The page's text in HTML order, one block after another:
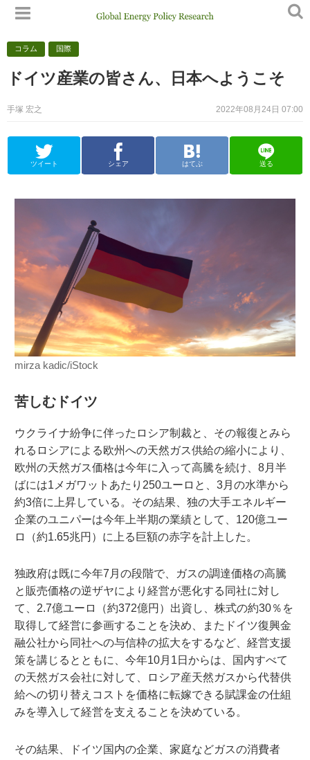
コラム 国際
ドイツ産業の皆さん、日本へようこそ
2022年08月24日 07:00
手塚 宏之
ツイート シェア はてぶ 送る
mirza kadic/iStock
苦しむドイツ
ウクライナ紛争に伴ったロシア制裁と、その報復とみら
れるロシアによる欧州への天然ガス供給の縮小により、
欧州の天然ガス価格は今年に入って高騰を続け、8月半
ばには1メガワットあたり250ユーロと、3月の水準から
約3倍に上昇している。その結果、独の大手エネルギー
企業のユニパーは今年上半期の業績として、120億ユー
ロ（約1.65兆円）に上る巨額の赤字を計上した。
独政府は既に今年7月の段階で、ガスの調達価格の高騰
と販売価格の逆ザヤにより経営が悪化する同社に対し
て、2.7億ユーロ（約372億円）出資し、株式の約30％を
取得して経営に参画することを決め、またドイツ復興金
融公社から同社への与信枠の拡大をするなど、経営支援
策を講じるとともに、今年10月1日からは、国内すべて
の天然ガス会社に対して、ロシア産天然ガスから代替供
給への切り替えコストを価格に転嫁できる賦課金の仕組
みを導入して経営を支えることを決めている。
その結果、ドイツ国内の企業、家庭などガスの消費者